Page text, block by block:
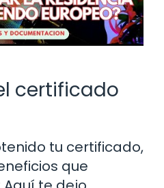
certificado
tu certificado,
que